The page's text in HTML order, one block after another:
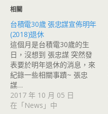
相關
台積電30歲 張忠謀宣佈明年
(2018)退休
這個月是台積電30歲的生
日，沒想到 張忠謀 突然發
表要於明年退休的消息，來
紀錄一些相關事蹟~ 張忠
謀…
2017 年 10 月 05 日
在「News」中